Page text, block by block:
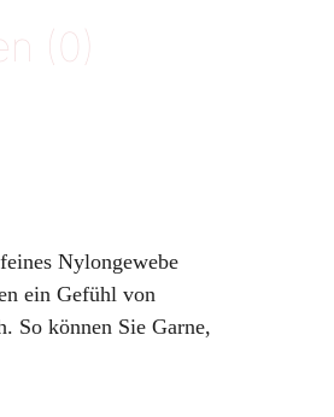
(0)
Nylongewebe
ein Gefühl von
So können Sie Garne,